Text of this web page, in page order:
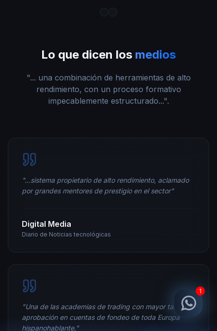
Lo que dicen los medios
"... una combinación de herramientas de alto
rendimiento, con un proceso formativo
impecablemente estructurado...".
"...sistema propietario de alto rendimiento, aclamado
por grandes mentores de prestigio en el sector"
Digital Media
Diario de Noticias tecnológicas
"Una de las academias de trading con mayor tasa de
aprobación en cuentas de fondeo de toda Europa
hispanohablante."
1